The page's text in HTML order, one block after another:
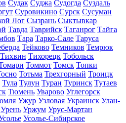
Судак Суджа Судогда Суздаль
Суровикино Сурск Сусуман
Лог Сызрань Сыктывкар
Тавда Таврийск Таганрог Тайга
Тара Тарко-Сале Таруса
Тейково Темников Темрюк
Тихвин Тихорецк Тобольск
Томмот Томск Топки
Тотьма Трехгорный Троицк
Тула Тулун Туран Туринск Тутаев
Тюмень Уварово Углегорск
Ужур Узловая Украинск Улан-
Урень Уржум Урус-Мартан
Усолье-Сибирское